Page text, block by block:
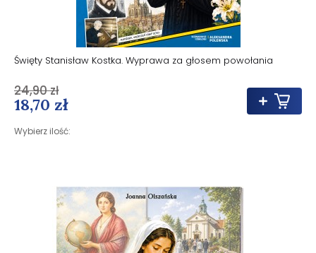
Święty Stanisław Kostka. Wyprawa za głosem powołania
18,70 zł
Wybierz ilość:
24,90 zł